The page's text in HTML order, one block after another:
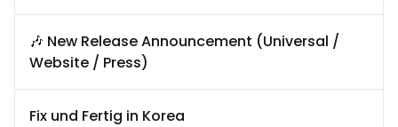
🎶 New Release Announcement (Universal /
Website / Press)
Fix und Fertig in Korea